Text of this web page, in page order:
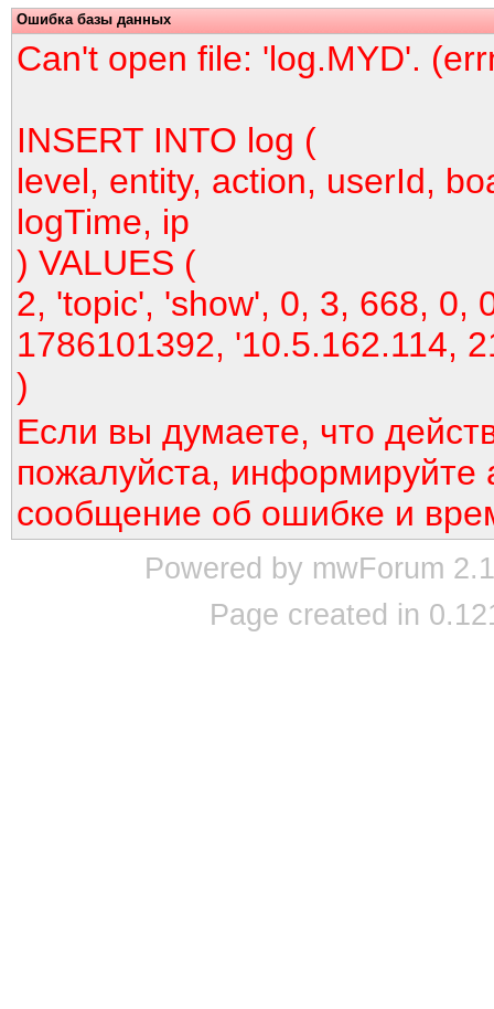
Ошибка базы данных
Can't open file: 'log.MYD'.
INSERT INTO log (
level, entity, action, userId,
logTime, ip
) VALUES (
2, 'topic', 'show', 0, 3, 668, 0,
1786101392, '10.5.162.114,
)
Если вы думаете, что
пожалуйста, информируйте
сообщение об ошибке и
Powered by mwForum
Page created in